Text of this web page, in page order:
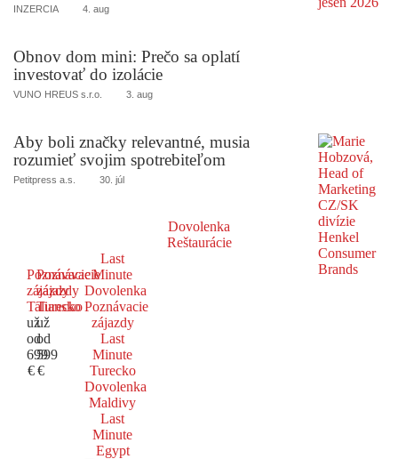
INZERCIA 4. aug
Obnov dom mini: Prečo sa oplatí
investovať do izolácie
VUNO HREUS s.r.o. 3. aug
Aby boli značky relevantné, musia
rozumieť svojim spotrebiteľom
Petitpress a.s. 30. júl
Dovolenka
Reštaurácie
Poznávacie
zájazdy
Taliansko
už
od
699
€
Poznávacie
zájazdy
Turecko
už
od
599
€
Last
Minute
Dovolenka
Poznávacie
zájazdy
Last
Minute
Turecko
Dovolenka
Maldivy
Last
Minute
Egypt